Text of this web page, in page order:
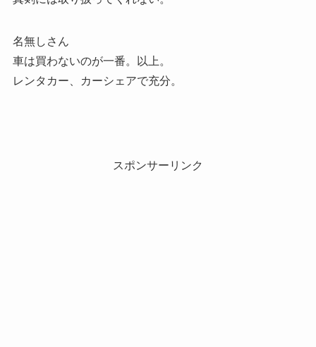
名無しさん
車は買わないのが一番。以上。
レンタカー、カーシェアで充分。
スポンサーリンク